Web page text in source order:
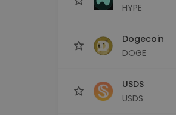
HYPE
Dogecoin
DOGE
USDS
USDS